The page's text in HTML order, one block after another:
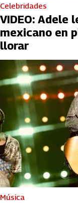
Celebridades
VIDEO: Adele
mexicano en
llorar
Música